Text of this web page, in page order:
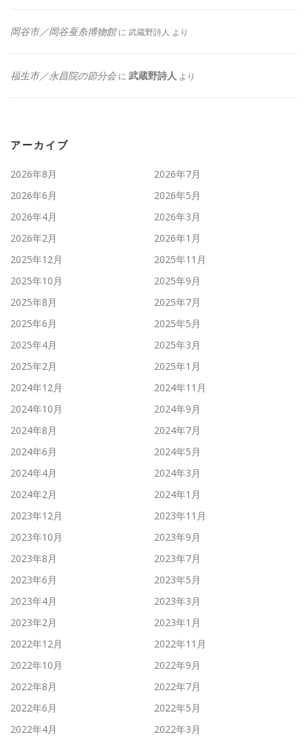
岡谷市／岡谷蚕糸博物館に 武蔵野詩人 より
福生市／永昌院の節分会に 武蔵野詩人 より
アーカイブ
2026年8月
2026年7月
2026年6月
2026年5月
2026年4月
2026年3月
2026年2月
2026年1月
2025年12月
2025年11月
2025年10月
2025年9月
2025年8月
2025年7月
2025年6月
2025年5月
2025年4月
2025年3月
2025年2月
2025年1月
2024年12月
2024年11月
2024年10月
2024年9月
2024年8月
2024年7月
2024年6月
2024年5月
2024年4月
2024年3月
2024年2月
2024年1月
2023年12月
2023年11月
2023年10月
2023年9月
2023年8月
2023年7月
2023年6月
2023年5月
2023年4月
2023年3月
2023年2月
2023年1月
2022年12月
2022年11月
2022年10月
2022年9月
2022年8月
2022年7月
2022年6月
2022年5月
2022年4月
2022年3月